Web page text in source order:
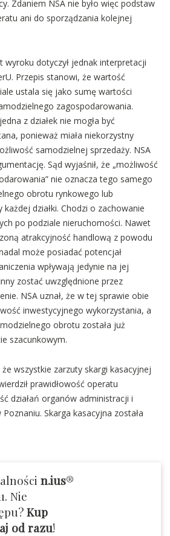
Zdaniem NSA nie było więc podstaw
ani do sporządzania kolejnej
wyroku dotyczył jednak interpretacji
Przepis stanowi, że wartość
ustala się jako sumę wartości
zagospodarowania.
z działek nie mogła być
ponieważ miała niekorzystny
samodzielnej sprzedaży. NSA
Sąd wyjaśnił, że „możliwość
nie oznacza tego samego
obrotu rynkowego lub
działki. Chodzi o zachowanie
po podziale nieruchomości. Nawet
atrakcyjność handlową z powodu
może posiadać potencjał
wpływają jedynie na jej
zostać uwzględnione przez
NSA uznał, że w tej sprawie obie
inwestycyjnego wykorzystania, a
obrotu została już
szacunkowym.
że wszystkie zarzuty skargi kasacyjnej
prawidłowość operatu
działań organów administracji i
Skarga kasacyjna została
n.ius®
Nie
Kup
od razu!